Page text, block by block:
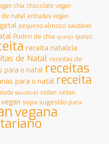
chia chocolate vegan
de natal entradas vegan
pequeno-almoço saudável
Pudim de chia queijo queijo
receita natalicia
de Natal receitas de
para o natal receitas
para o natal receita
saudável seitan seitan
sopa sugestão para
vegana